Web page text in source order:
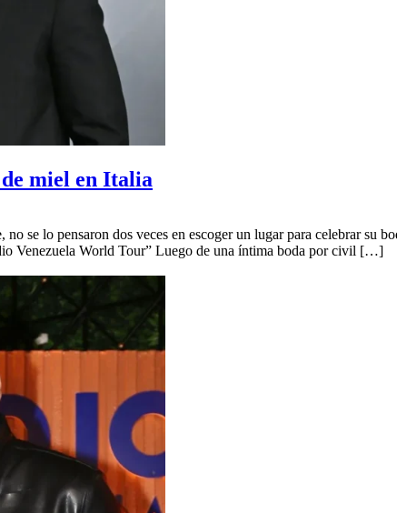
miel en Italia
se lo pensaron dos veces en escoger un lugar para celebrar su
Venezuela World Tour” Luego de una íntima boda por civil […]